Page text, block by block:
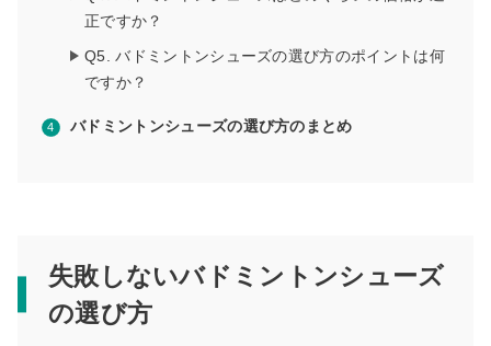
正ですか？
Q5. バドミントンシューズの選び方のポイントは何
ですか？
バドミントンシューズの選び方のまとめ
失敗しないバドミントンシューズ
の選び方